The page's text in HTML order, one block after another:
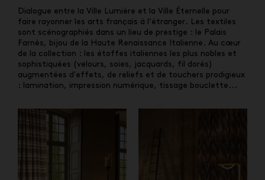
Dialogue entre la Ville Lumière et la Ville Éternelle pour
faire rayonner les arts français à l’étranger. Les textiles
sont scénographiés dans un lieu de prestige : le Palais
Farnès, bijou de la Haute Renaissance Italienne. Au cœur
de la collection : les étoffes italiennes les plus nobles et
sophistiquées (velours, soies, jacquards, fil dorés)
augmentées d'effets, de reliefs et de touchers prodigieux
: lamination, impression numérique, tissage bouclette...